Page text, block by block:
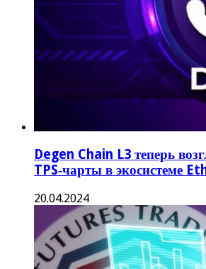
Degen Chain L3 теперь
TPS‑чарты в экосистеме
20.04.2024